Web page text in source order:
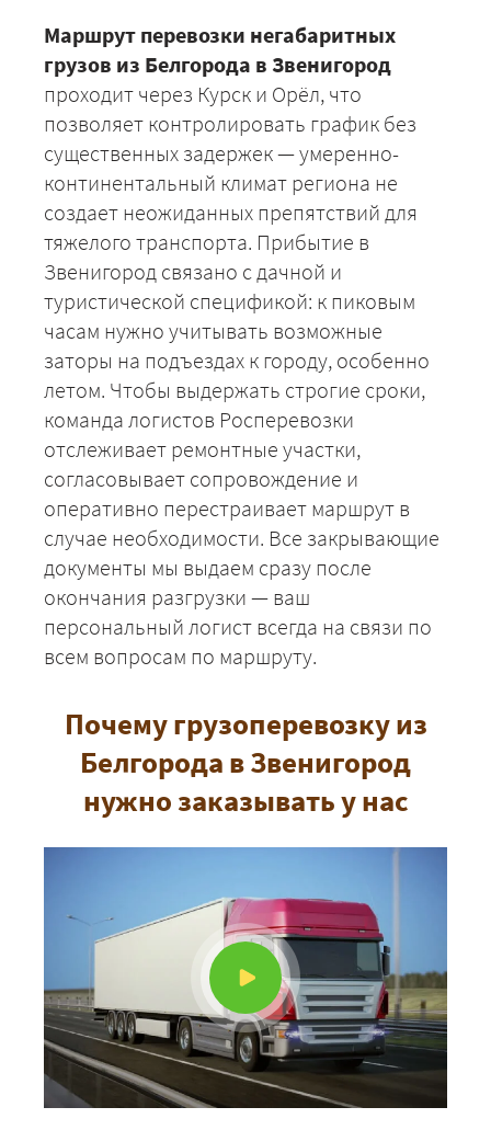
Маршрут перевозки негабаритных
грузов из Белгорода в Звенигород
проходит через Курск и Орёл, что
позволяет контролировать график без
существенных задержек — умеренно-
континентальный климат региона не
создает неожиданных препятствий для
тяжелого транспорта. Прибытие в
Звенигород связано с дачной и
туристической спецификой: к пиковым
часам нужно учитывать возможные
заторы на подъездах к городу, особенно
летом. Чтобы выдержать строгие сроки,
команда логистов Росперевозки
отслеживает ремонтные участки,
согласовывает сопровождение и
оперативно перестраивает маршрут в
случае необходимости. Все закрывающие
документы мы выдаем сразу после
окончания разгрузки — ваш
персональный логист всегда на связи по
всем вопросам по маршруту.
Почему грузоперевозку из
Белгорода в Звенигород
нужно заказывать у нас
+7 (499) 520-05-23
ЗАКАЗАТЬ